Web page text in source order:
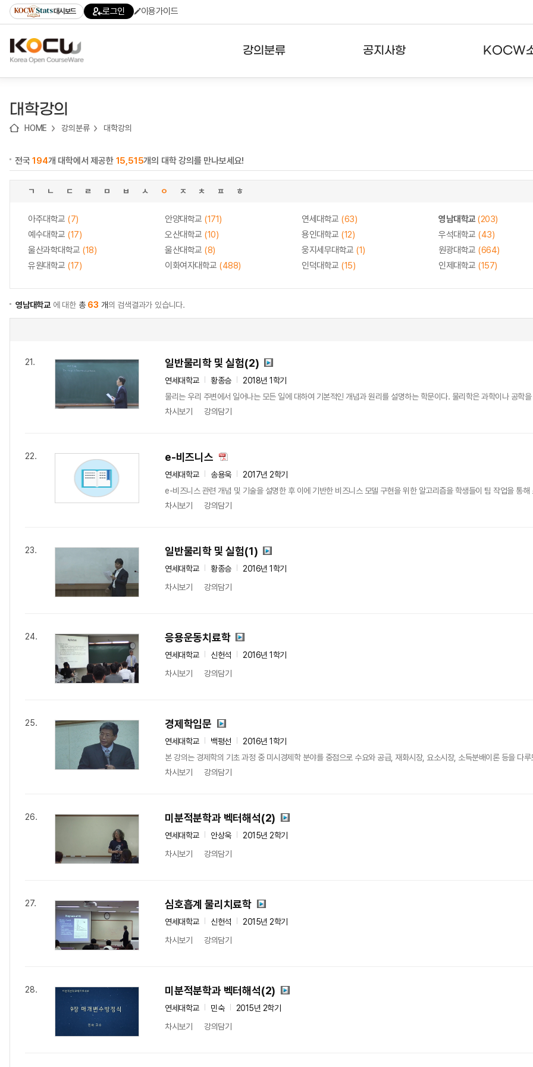
기
기
기
content)
가
대시보드 로그인 이용가이드
강의분류 공지사항 KOCW
대학강의
HOME 강의분류 대학강의
전국194개 대학에서 제공한 15,515개의 대학 강의를 만나보세요!
ㄱ ㄴ ㄷ ㄹ ㅁ ㅂ ㅅ ㅇ ㅈ ㅊ ㅍ ㅎ
아주대학교 (7) 안양대학교 (171) 연세대학교 (63) 영남대학교(203)
예수대학교 (17) 오산대학교 (10) 용인대학교 (12) 우석대학교 (43)
울산과학대학교 (18) 울산대학교 (8) 웅지세무대학교 (1) 원광대학교 (664)
유원대학교 (17) 이화여자대학교 (488) 인덕대학교 (15) 인제대학교 (157)
영남대학교 에 대한 총 63 개의 검색결과가 있습니다.
21. 일반물리학 및 실험(2)
연세대학교 황종승
2018년 1학기
물리는 우리 주변에서 일어나는 모든 일에 대하여 기본적인 개념과 원리를 설명하는 학문이다. 물리학은 과학이나 공학
차시보기
강의담기
22. e-비즈니스
연세대학교 송용욱
2017년 2학기
e-비즈니스 관련 개념 및 기술을 설명한 후 이에 기반한 비즈니스 모델 구현을 위한 알고리즘을 학생들이 팀 작업을 통
차시보기
강의담기
23. 일반물리학 및 실험(1)
연세대학교 황종승
2016년 1학기
차시보기
강의담기
24. 응용운동치료학
연세대학교 신헌석
2016년 1학기
차시보기
강의담기
25. 경제학입문
연세대학교 백평선
2016년 1학기
본 강의는 경제학의 기초 과정 중 미시경제학 분야를 중점으로 수요와 공급, 재화시장, 요소시장, 소득분배이론 등을 다루
차시보기
강의담기
26. 미분적분학과 벡터해석(2)
연세대학교 안상욱
2015년 2학기
차시보기
강의담기
27. 심호흡계 물리치료학
연세대학교 신헌석
2015년 2학기
차시보기
강의담기
28. 미분적분학과 벡터해석(2)
연세대학교 민숙
2015년 2학기
차시보기
강의담기